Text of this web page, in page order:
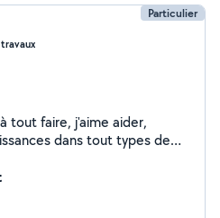
Particulier
tout faire, j'aime aider,
dans tout types de